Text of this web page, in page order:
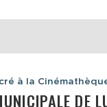
à la
DE